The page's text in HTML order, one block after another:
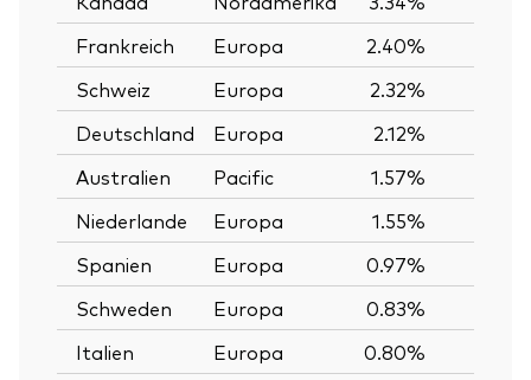
Frankreich
Europa 2.40%
Schweiz
Europa 2.32%
Deutschland
Europa
2.12%
Australien
Pacific 1.57%
Niederlande
Europa 1.55%
Spanien
Europa 0.97%
Schweden
Europa 0.83%
Italien
Europa 0.80%